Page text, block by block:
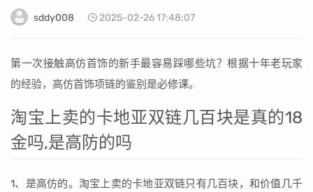
sddy008 2025-02-26 17:48:07
第一次接触高仿首饰的新手最容易踩哪些坑？根据十年老玩家
的经验，高仿首饰项链的鉴别是必修课。
淘宝上卖的卡地亚双链几百块是真的18
金吗,是高防的吗
1、是高仿的。淘宝上卖的卡地亚双链只有几百块，和价值几千